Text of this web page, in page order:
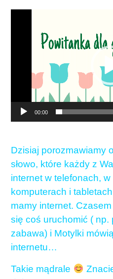
00:00
Dzisiaj porozmawiamy
słowo, które każdy z
internet w telefonach,
komputerach i
mamy internet.
się coś uruchomić ( np.
zabawa) i Motylki
internetu…
Takie mądrale